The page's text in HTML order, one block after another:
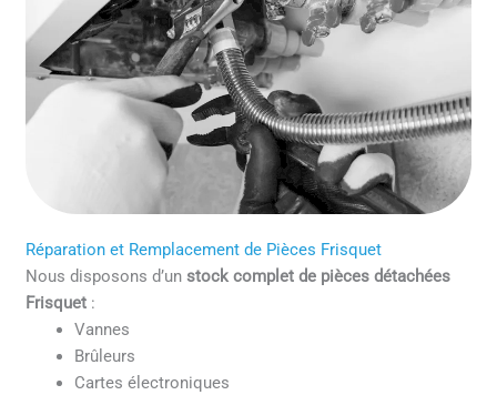
Réparation et Remplacement de Pièces Frisquet
Nous disposons d’unstock complet de pièces détachées
Frisquet :
Vannes
Brûleurs
Cartes électroniques